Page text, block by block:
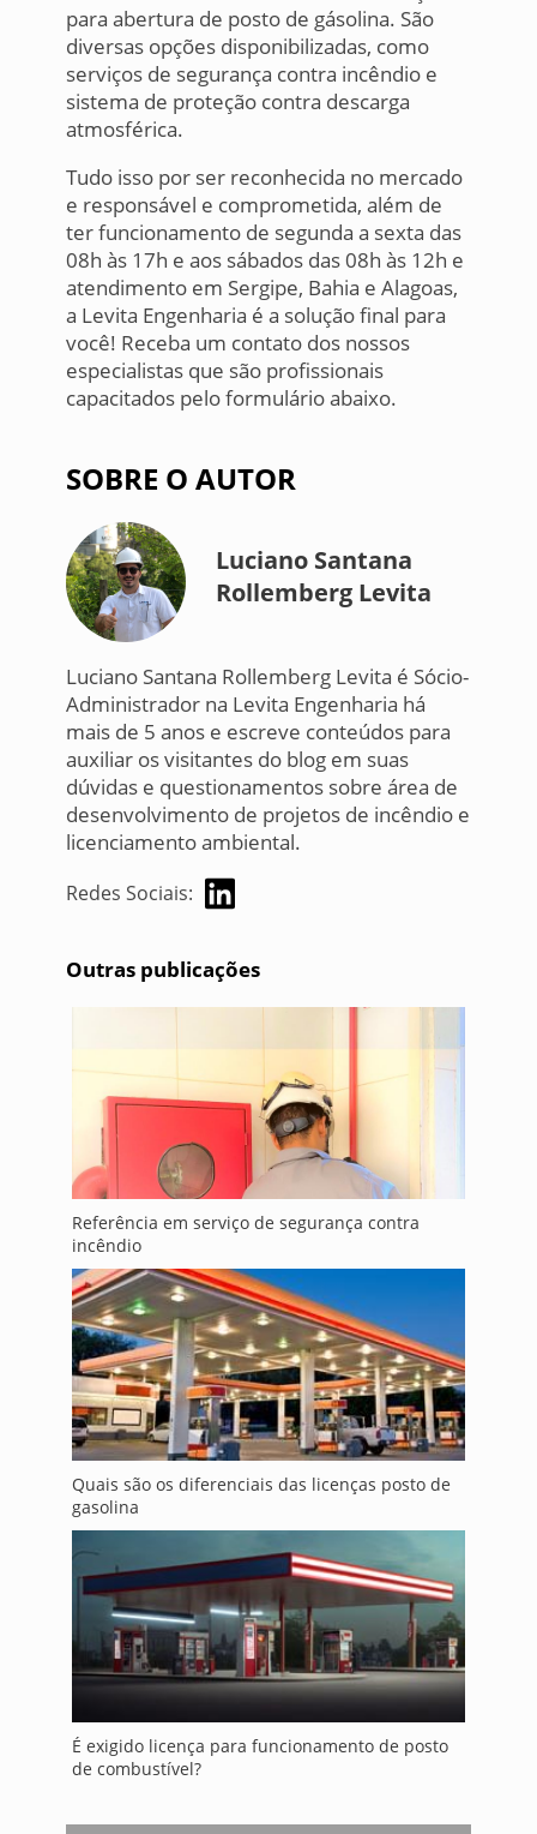
para abertura de posto de gásolina. São
diversas opções disponibilizadas, como
serviços de segurança contra incêndio e
sistema de proteção contra descarga
atmosférica.
Tudo isso por ser reconhecida no mercado
e responsável e comprometida, além de
ter funcionamento de segunda a sexta das
08h às 17h e aos sábados das 08h às 12h e
atendimento em Sergipe, Bahia e Alagoas,
a Levita Engenharia é a solução final para
você! Receba um contato dos nossos
especialistas que são profissionais
capacitados pelo formulário abaixo.
SOBRE O AUTOR
Luciano Santana
Rollemberg Levita
Luciano Santana Rollemberg Levita é Sócio-
Administrador na Levita Engenharia há
mais de 5 anos e escreve conteúdos para
auxiliar os visitantes do blog em suas
dúvidas e questionamentos sobre área de
desenvolvimento de projetos de incêndio e
licenciamento ambiental.
Redes Sociais:
Outras publicações
Referência em serviço de segurança contra
incêndio
Quais são os diferenciais das licenças posto de
gasolina
É exigido licença para funcionamento de posto
de combustível?